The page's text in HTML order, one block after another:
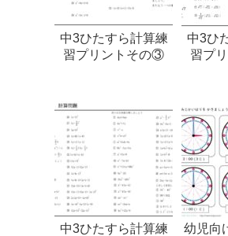
中3ひたすら計算練
習プリントその③
中3ひ
習プ
中3ひたすら計算練
幼児向